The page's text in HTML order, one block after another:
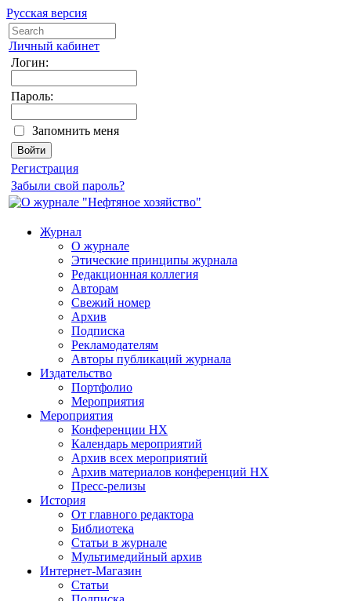
Русская версия
Личный кабинет
Логин:
Пароль:
Запомнить меня
Регистрация
Забыли свой пароль?
Журнал
О журнале
Этические принципы журнала
Редакционная коллегия
Авторам
Свежий номер
Архив
Подписка
Рекламодателям
Авторы публикаций журнала
Издательство
Портфолио
Мероприятия
Мероприятия
Конференции НХ
Календарь мероприятий
Архив всех мероприятий
Архив материалов конференций НХ
Пресс-релизы
История
От главного редактора
Библиотека
Статьи в журнале
Мультимедийный архив
Интернет-Магазин
Статьи